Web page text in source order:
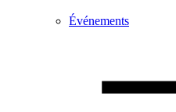
Événements